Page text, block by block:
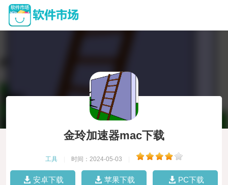
金玲加速器mac下载
工具 时间：2024-05-03
安卓下载 苹果下载 PC下载